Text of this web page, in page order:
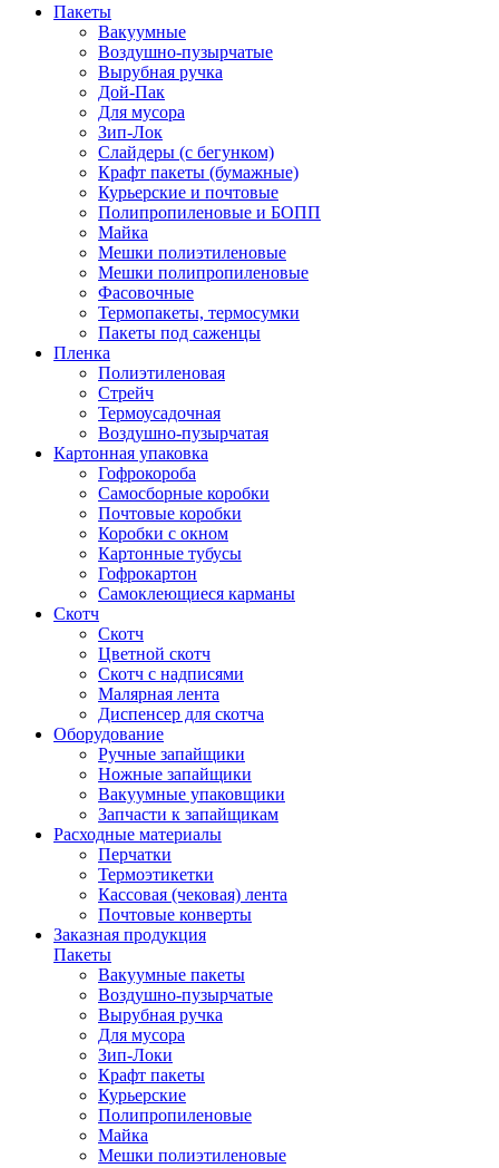
Пакеты
Вакуумные
Воздушно-пузырчатые
Вырубная ручка
Дой-Пак
Для мусора
Зип-Лок
Слайдеры (с бегунком)
Крафт пакеты (бумажные)
Курьерские и почтовые
Полипропиленовые и БОПП
Майка
Мешки полиэтиленовые
Мешки полипропиленовые
Фасовочные
Термопакеты, термосумки
Пакеты под саженцы
Пленка
Полиэтиленовая
Стрейч
Термоусадочная
Воздушно-пузырчатая
Картонная упаковка
Гофрокороба
Самосборные коробки
Почтовые коробки
Коробки с окном
Картонные тубусы
Гофрокартон
Самоклеющиеся карманы
Скотч
Скотч
Цветной скотч
Скотч с надписями
Малярная лента
Диспенсер для скотча
Оборудование
Ручные запайщики
Ножные запайщики
Вакуумные упаковщики
Запчасти к запайщикам
Расходные материалы
Перчатки
Термоэтикетки
Кассовая (чековая) лента
Почтовые конверты
Заказная продукция
Пакеты
Вакуумные пакеты
Воздушно-пузырчатые
Вырубная ручка
Для мусора
Зип-Локи
Крафт пакеты
Курьерские
Полипропиленовые
Майка
Мешки полиэтиленовые